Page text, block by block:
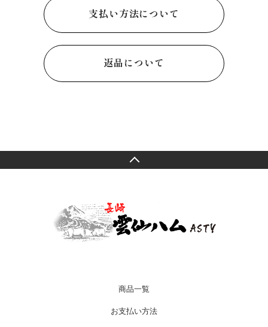
支払い方法について
返品について
商品一覧
お支払い方法